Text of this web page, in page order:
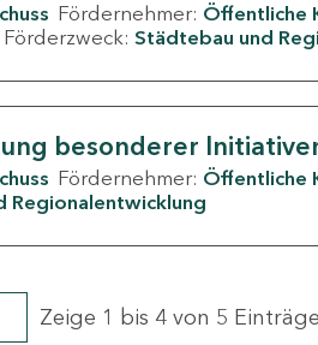
Fördernehmer: Öffentliche
Förderzweck: Städtebau und
besonderer
Fördernehmer: Öffentliche
Regionalentwicklung
Zeige 1 bis 4 von 5